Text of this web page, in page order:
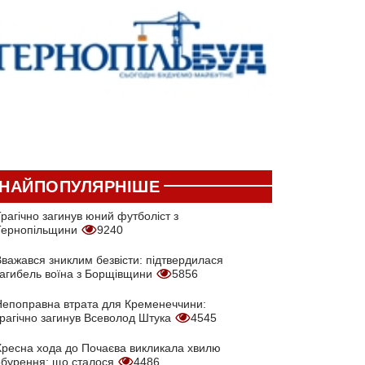
загинув юний футболіст з
9240
зниклим безвісти: підтвердилася
воїна з Борщівщини
5856
втрата для Кременеччини:
загинув Всеволод Штука
4545
хода до Почаєва викликала хвилю
що сталося
4486